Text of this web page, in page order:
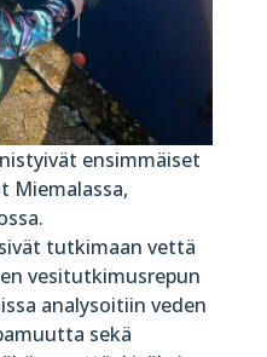
ensimmäiset
Miemalassa,
tutkimaan vettä
vesitutkimusrepun
analysoitiin veden
sekä